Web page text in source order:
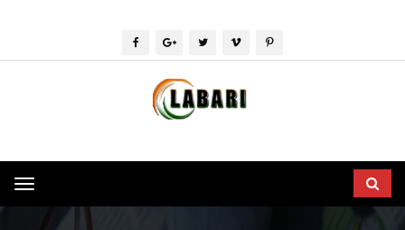
Toggle
navigation